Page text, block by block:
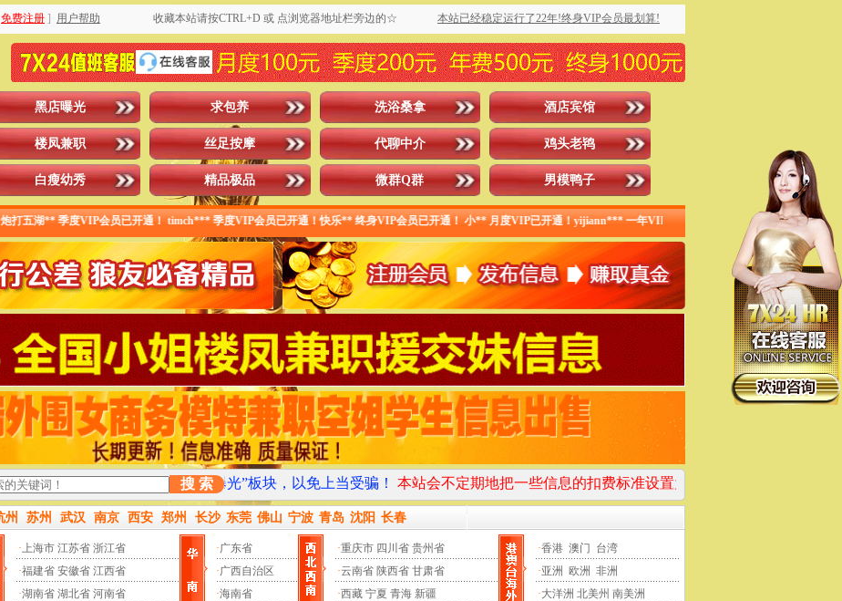
免费注册 ] 用户帮助 收藏本站请按CTRL+D 或 点浏览器地址栏旁边的☆ 本站已经稳定运行了22年!终身VIP会员最划算!
黑店曝光 求包养 洗浴桑拿 酒店宾馆
楼凤兼职 丝足按摩 代聊中介 鸡头老鸨
白瘦幼秀 精品极品 微群Q群 男模鸭子
开通！ timch*** 季度VIP会员已开通！快乐** 终身VIP会员已开通！ 小** 月度VIP已开通！yijiann*** 一年VIP已开通！ cola9** 终身VIP会员已开
搜 索
多多关注本站“黑店曝光”板块，以免上当受骗！本站会不定期地把一些信息的扣费标准设置为0小姐币，注册并登录后即可免费
州 苏州 武汉 南京 西安 郑州 长沙 东莞 佛山 宁波 青岛 沈阳 长春
·上海市 江苏省 浙江省
·福建省 安徽省 江西省
·湖南省 湖北省 河南省
·广东省
·广西自治区
·海南省
·重庆市 四川省 贵州省
·云南省 陕西省 甘肃省
·西藏 宁夏 青海 新疆
·香港 澳门
台湾
·亚洲 欧洲 非洲
·大洋洲 北美州 南美洲